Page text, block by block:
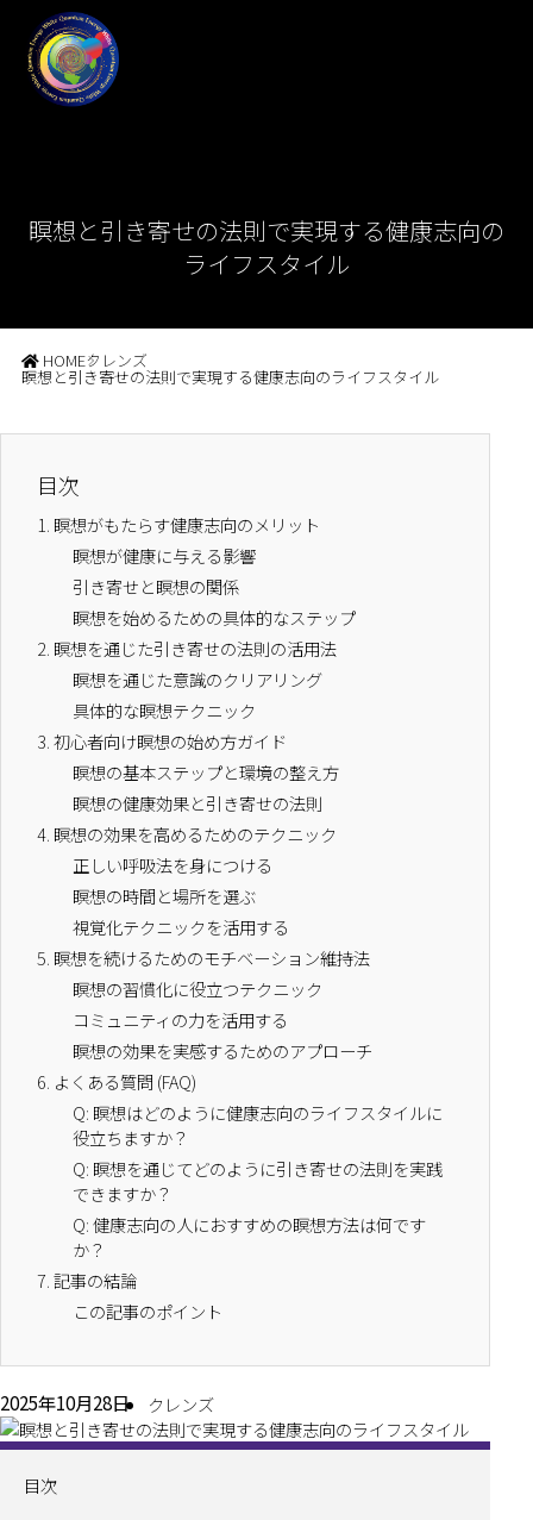
瞑想と引き寄せの法則で実現する健康志向の
ライフスタイル
HOMEクレンズ
瞑想と引き寄せの法則で実現する健康志向のライフスタイル
目次
1. 瞑想がもたらす健康志向のメリット
瞑想が健康に与える影響
引き寄せと瞑想の関係
瞑想を始めるための具体的なステップ
2. 瞑想を通じた引き寄せの法則の活用法
瞑想を通じた意識のクリアリング
具体的な瞑想テクニック
3.初心者向け瞑想の始め方ガイド
瞑想の基本ステップと環境の整え方
瞑想の健康効果と引き寄せの法則
4. 瞑想の効果を高めるためのテクニック
正しい呼吸法を身につける
瞑想の時間と場所を選ぶ
視覚化テクニックを活用する
5. 瞑想を続けるためのモチベーション維持法
瞑想の習慣化に役立つテクニック
コミュニティの力を活用する
瞑想の効果を実感するためのアプローチ
6. よくある質問 (FAQ)
Q: 瞑想はどのように健康志向のライフスタイルに
役立ちますか？
Q: 瞑想を通じてどのように引き寄せの法則を実践
できますか？
Q: 健康志向の人におすすめの瞑想方法は何です
か？
7.記事の結論
この記事のポイント
2025年10月28日 クレンズ
目次